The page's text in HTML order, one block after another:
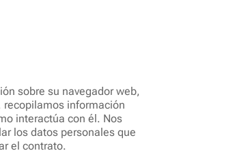
sobre su navegador web,
recopilamos información
interactúa con él. Nos
los datos personales que
el contrato.